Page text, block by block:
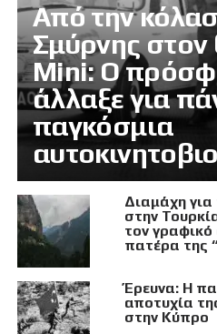
Από την
Σμύρνης στον
Mini: Ο
άλλαξε για
παγκόσμια
Διαμάχη
στην
τον
πατέρα της
Έρευνα: Η
αποτυχία
στην Κύπρο